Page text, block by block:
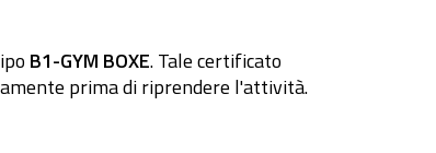
B1-GYM BOXE. Tale certificato
prima di riprendere l'attività.